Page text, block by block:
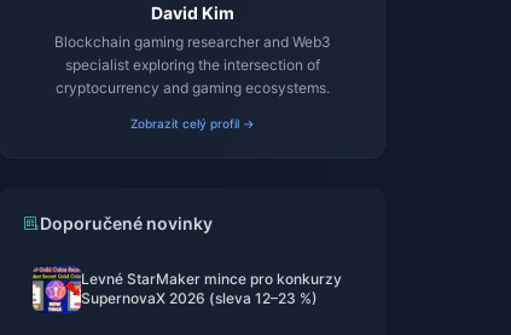
David Kim
Blockchain gaming researcher and Web3
specialist exploring the intersection of
cryptocurrency and gaming ecosystems.
Zobrazit celý profil →
Doporučené novinky
Levné StarMaker mince pro konkurzy
SupernovaX 2026 (sleva 12–23 %)